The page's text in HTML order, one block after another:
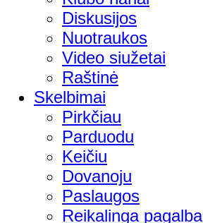
Diskusijos
Nuotraukos
Video siužetai
Raštinė
Skelbimai
Pirkčiau
Parduodu
Keičiu
Dovanoju
Paslaugos
Reikalinga pagalba